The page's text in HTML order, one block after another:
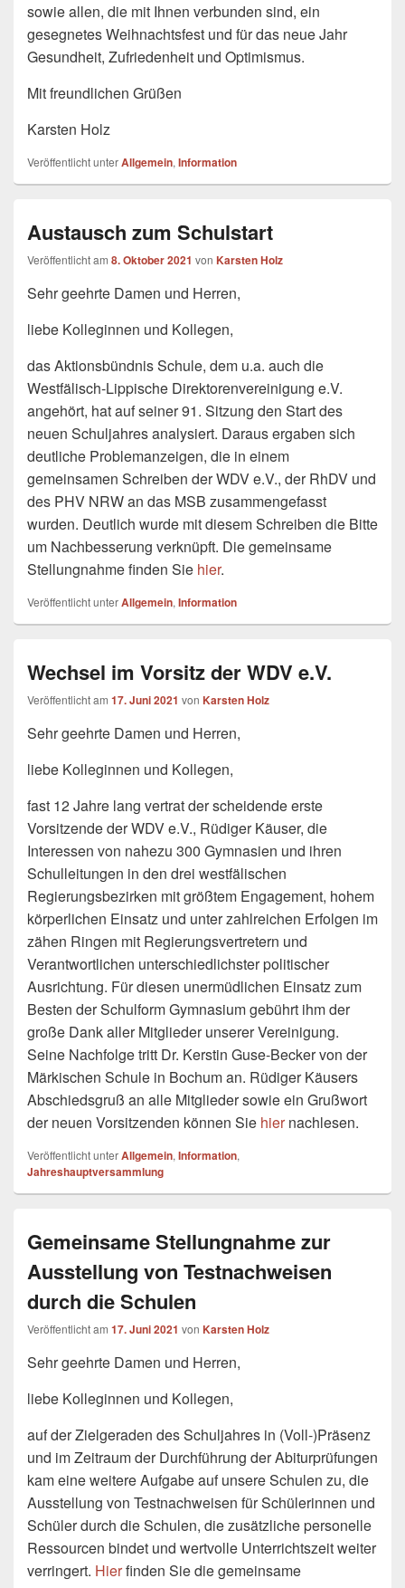
sowie allen, die mit Ihnen verbunden sind, ein
gesegnetes Weihnachtsfest und für das neue Jahr
Gesundheit, Zufriedenheit und Optimismus.
Mit freundlichen Grüßen
Karsten Holz
Veröffentlicht unterAllgemein, Information
Austausch zum Schulstart
Veröffentlicht am 8. Oktober 2021 von Karsten Holz
Sehr geehrte Damen und Herren,
liebe Kolleginnen und Kollegen,
das Aktionsbündnis Schule, dem u.a. auch die
Westfälisch-Lippische Direktorenvereinigung e.V.
angehört, hat auf seiner 91. Sitzung den Start des
neuen Schuljahres analysiert. Daraus ergaben sich
deutliche Problemanzeigen, die in einem
gemeinsamen Schreiben der WDV e.V., der RhDV und
des PHV NRW an das MSB zusammengefasst
wurden. Deutlich wurde mit diesem Schreiben die Bitte
um Nachbesserung verknüpft. Die gemeinsame
Stellungnahme finden Sie hier.
Veröffentlicht unterAllgemein, Information
Wechsel im Vorsitz der WDV e.V.
Veröffentlicht am 17. Juni 2021 von Karsten Holz
Sehr geehrte Damen und Herren,
liebe Kolleginnen und Kollegen,
fast 12 Jahre lang vertrat der scheidende erste
Vorsitzende der WDV e.V., Rüdiger Käuser, die
Interessen von nahezu 300 Gymnasien und ihren
Schulleitungen in den drei westfälischen
Regierungsbezirken mit größtem Engagement, hohem
körperlichen Einsatz und unter zahlreichen Erfolgen im
zähen Ringen mit Regierungsvertretern und
Verantwortlichen unterschiedlichster politischer
Ausrichtung. Für diesen unermüdlichen Einsatz zum
Besten der Schulform Gymnasium gebührt ihm der
große Dank aller Mitglieder unserer Vereinigung.
Seine Nachfolge tritt Dr. Kerstin Guse-Becker von der
Märkischen Schule in Bochum an. Rüdiger Käusers
Abschiedsgruß an alle Mitglieder sowie ein Grußwort
der neuen Vorsitzenden können Sie hiernachlesen.
Veröffentlicht unterAllgemein, Information,
Jahreshauptversammlung
Gemeinsame Stellungnahme zur
Ausstellung von Testnachweisen
durch die Schulen
Veröffentlicht am 17. Juni 2021 von Karsten Holz
Sehr geehrte Damen und Herren,
liebe Kolleginnen und Kollegen,
auf der Zielgeraden des Schuljahres in (Voll-)Präsenz
und im Zeitraum der Durchführung der Abiturprüfungen
kam eine weitere Aufgabe auf unsere Schulen zu, die
Ausstellung von Testnachweisen für Schülerinnen und
Schüler durch die Schulen, die zusätzliche personelle
Ressourcen bindet und wertvolle Unterrichtszeit weiter
verringert. Hierfinden Sie die gemeinsame